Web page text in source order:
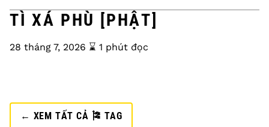
TÌ XÁ PHÙ [PHẬT]
28 tháng 7, 2026 ⌛️ 1 phút đọc
← XEM TẤT CẢ 🎏 TAG